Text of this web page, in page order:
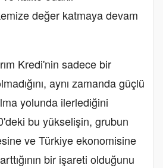
değer katmaya devam
Kredi'nin sadece bir
aynı zamanda güçlü
yolunda ilerlediğini
bu yükselişin, grubun
ve Türkiye ekonomisine
bir işareti olduğunu